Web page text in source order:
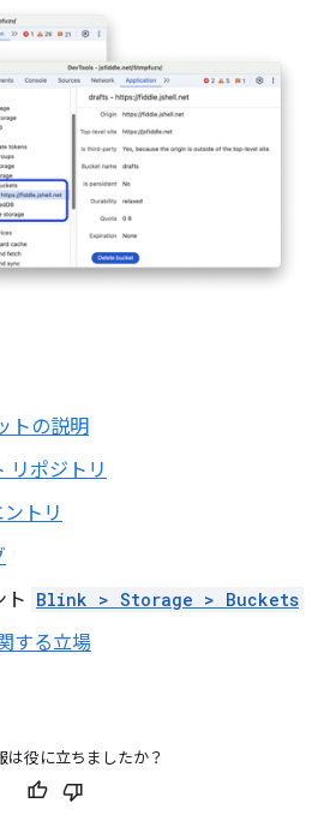
トの説明
リポジトリ
トリ
ト Blink > Storage > Buckets
する立場
は役に立ちましたか？